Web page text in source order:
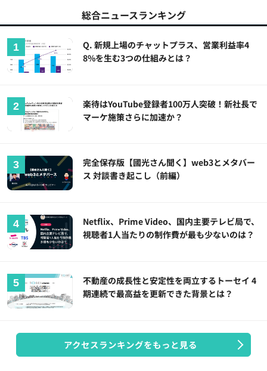
総合ニュースランキング
Q. 新規上場のチャットプラス、営業利益率4
8%を生む3つの仕組みとは？
楽待はYouTube登録者100万人突破！新社長で
マーケ施策さらに加速か？
完全保存版【國光さん聞く】web3とメタバー
ス 対談書き起こし（前編）
Netflix、Prime Video、国内主要テレビ局で、
視聴者1人当たりの制作費が最も少ないのは？
不動産の成長性と安定性を両立するトーセイ 4
期連続で最高益を更新できた背景とは？
アクセスランキングをもっと見る